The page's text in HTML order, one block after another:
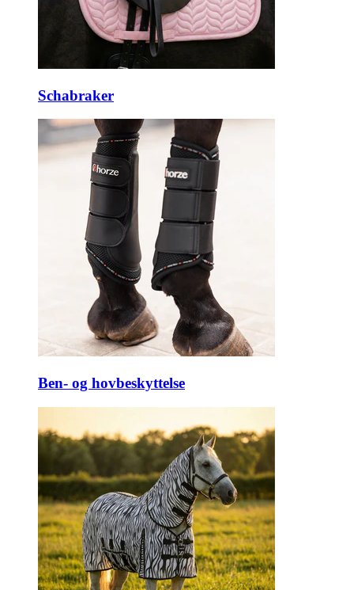
Schabraker
Ben- og hovbeskyttelse